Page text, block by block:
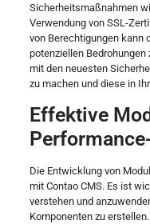
Sicherheitsmaßnahmen
Verwendung von SSL-
von Berechtigungen kann
potenziellen
mit den neuesten
zu machen und diese in
Effektive
Die Entwicklung von
mit Contao CMS. Es ist
verstehen und
Komponenten zu